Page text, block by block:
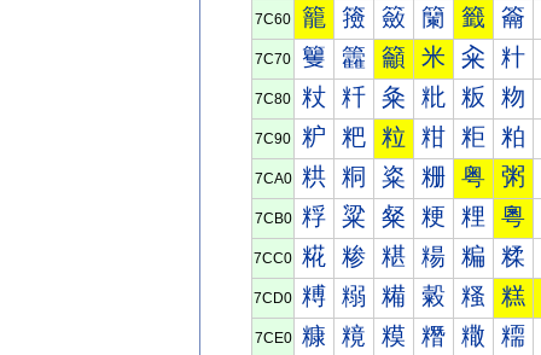
7C60 籠 籡 籢 籣 籤 籥
7C70 籰 籱 籲 米 籴 籵
7C80 粀 粁 粂 粃 粄 粅
7C90 粐 粑 粒 粓 粔 粕
7CA0 粠 粡 粢 粣 粤 粥
7CB0 粰 粱 粲 粳 粴 粵
7CC0 糀 糁 糂 糃 糄 糅
7CD0 糐 糑 糒 糓 糔 糕
7CE0 糠 糡 糢 糣 糤 糥